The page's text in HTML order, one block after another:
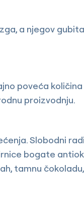
a njegov
poveća
proizvodnju.
Slobodni
bogate
tamnu